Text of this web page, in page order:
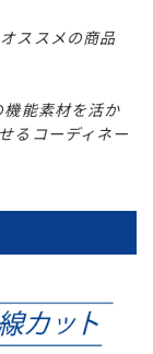
ススメの商品
能素材を活か
るコーディネー